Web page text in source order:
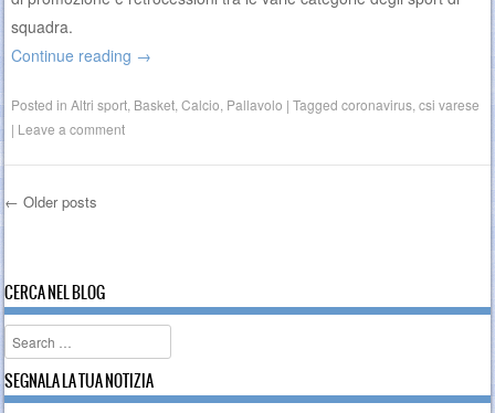
squadra.
Continue reading →
Posted inAltri sport Basket ,Calcio Pallavolo |Taggedcoronavirus ,csi varese
| Leave a comment
← Older posts
CERCA NEL BLOG
Search
SEGNALA LA TUA NOTIZIA